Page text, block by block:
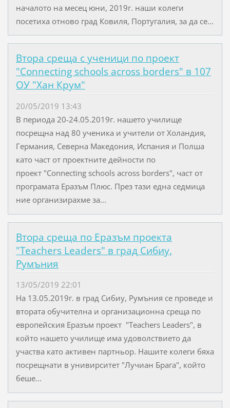
началото на месец юни, 2019г. наши колеги
посетиха отново град Ковиля, Португалия, за да се...
Втора среща с ученици по проект
"Connecting schools across borders" в 107
ОУ "Хан Крум"
20/05/2019 13:43
В периода 20-24.05.2019г. нашето училище
посрещна над 80 ученика и учители от Холандия,
Германия, Северна Македония, Испания и Полша
като част от проектните дейности по
проект "Connecting schools across borders", част от
програмата Еразъм Плюс. През тази една седмица
ние организирахме за...
Втора среща по Еразъм проекта
"Teachers Leaders" в град Сибиу,
Румъния
13/05/2019 22:01
На 13.05.2019г. в град Сибиу, Румъния се проведе и
втората обучителна и организационна среща по
европейския Еразъм проект "Teachers Leaders", в
който нашето училище има удоволствието да
участва като активен партньор. Нашите колеги бяха
посрещнати в унивирситет "Лучиан Брага", който
беше...